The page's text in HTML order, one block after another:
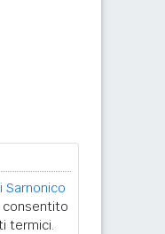
Sarnonico
consentito
termici.